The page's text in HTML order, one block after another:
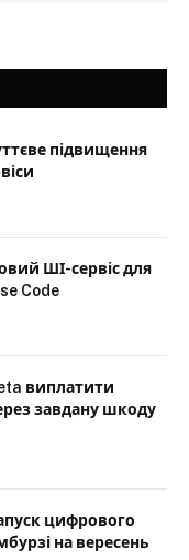
підвищення
ШІ-сервіс для
Code
виплатити
завдану шкоду
цифрового
на вересень